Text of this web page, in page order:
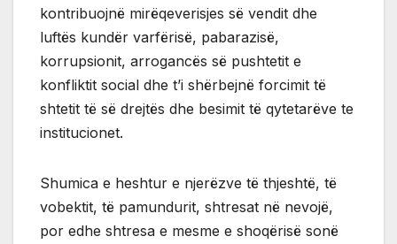
kontribuojnë mirëqeverisjes së vendit dhe
luftës kundër varfërisë, pabarazisë,
korrupsionit, arrogancës së pushtetit e
konfliktit social dhe t’i shërbejnë forcimit të
shtetit të së drejtës dhe besimit të qytetarëve te
institucionet.
Shumica e heshtur e njerëzve të thjeshtë, të
vobektit, të pamundurit, shtresat në nevojë,
por edhe shtresa e mesme e shoqërisë sonë